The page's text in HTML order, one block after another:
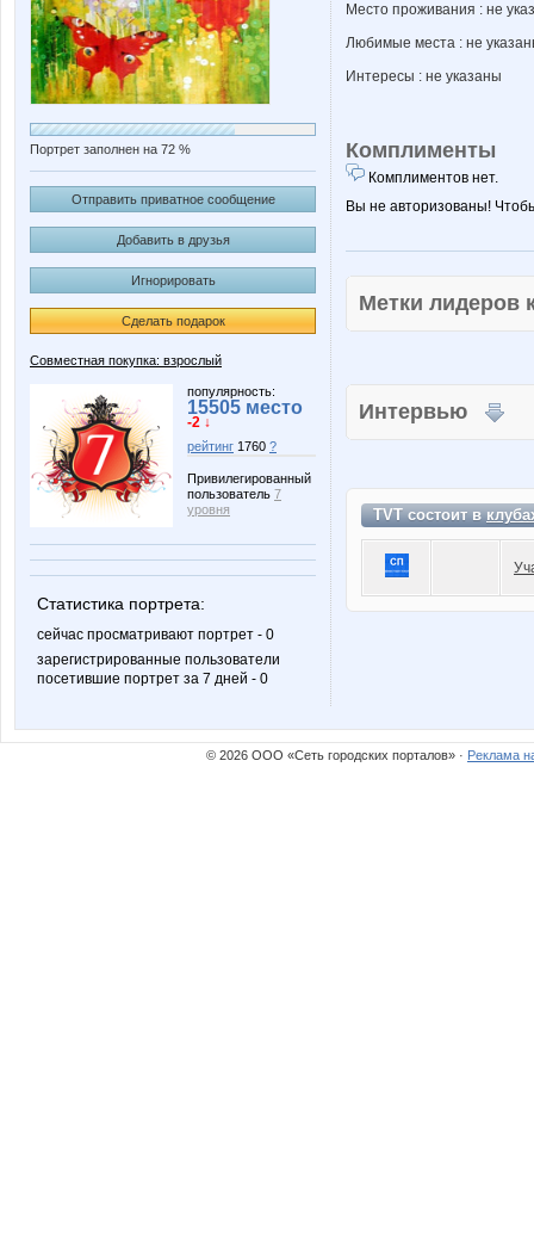
Портрет заполнен на 72 %
Отправить приватное сообщение
Добавить в друзья
Игнорировать
Сделать подарок
Совместная покупка: взрослый
популярность:
15505 место
-2 ↓
рейтинг 1760 ?
Привилегированный
пользователь 7
уровня
Статистика портрета:
сейчас просматривают портрет - 0
зарегистрированные пользователи
посетившие портрет за 7 дней - 0
Место проживания : не
Любимые места : не
Интересы : не указаны
Комплименты
Комплиментов нет.
Вы не авторизованы!
Метки
Интервью
TVT состоит в
© 2026 ООО «Сеть городских порталов» · Реклама